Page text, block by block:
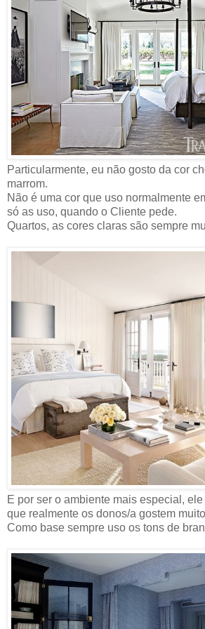
Particularmente, eu não gosto da cor
marrom.
Não é uma cor que uso normalmente
só as uso, quando o Cliente pede.
Quartos, as cores claras são sempre
E por ser o ambiente mais especial,
que realmente os donos/a gostem
Como base sempre uso os tons de